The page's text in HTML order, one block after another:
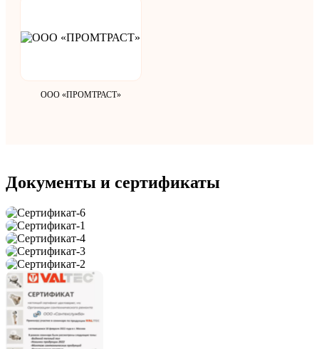
ООО «ПРОМТРАСТ»
Документы и сертификаты